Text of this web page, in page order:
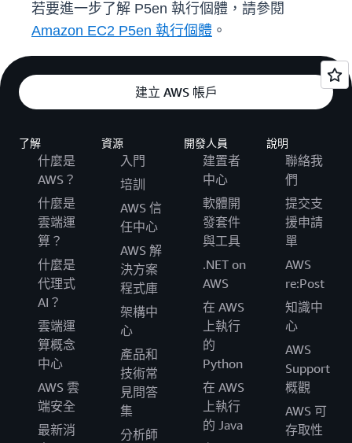
若要進一步了解 P5en 執行個體，請參閱
Amazon EC2 P5en 執行個體 。
建立 AWS 帳戶
了解
什麼是
AWS？
什麼是
雲端運
算？
什麼是
代理式
AI？
雲端運
算概念
中心
AWS 雲
端安全
最新消
資源
入門
培訓
AWS 信
任中心
AWS 解
決方案
程式庫
架構中
心
產品和
技術常
見問答
集
分析師
開發人員
建置者
中心
軟體開
發套件
與工具
.NET on
AWS
在 AWS
上執行
的
Python
在 AWS
上執行
的 Java
說明
聯絡我
們
提交支
援申請
單
AWS
re:Post
知識中
心
AWS
Support
概觀
AWS 可
存取性